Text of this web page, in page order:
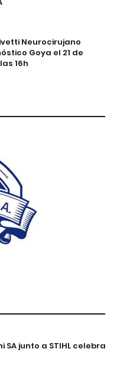
Neurocirujano
Goya el 21 de
16h
SA junto a STIHL celebra